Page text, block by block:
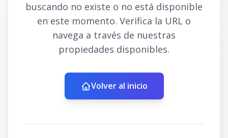
buscando no existe o no está disponible
en este momento. Verifica la URL o
navega a través de nuestras
propiedades disponibles.
Volver al inicio